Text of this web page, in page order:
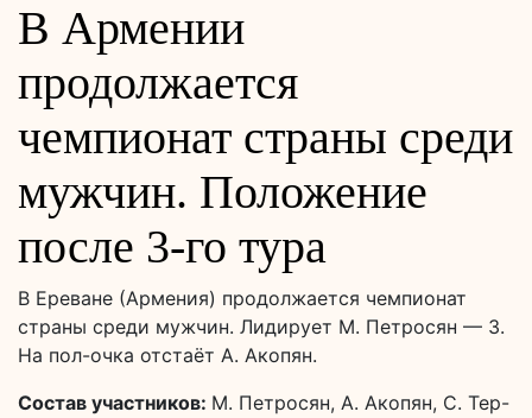
В Армении
продолжается
чемпионат страны среди
мужчин. Положение
после 3-го тура
В Ереване (Армения) продолжается чемпионат
страны среди мужчин. Лидирует М. Петросян — 3.
На пол-очка отстаёт А. Акопян.
Состав участников: М. Петросян, А. Акопян, С. Тер-